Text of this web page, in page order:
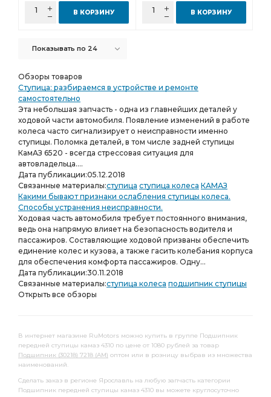
В КОРЗИНУ В КОРЗИНУ
Показывать по 24
Обзоры товаров
Ступица: разбираемся в устройстве и ремонте
самостоятельно
Эта небольшая запчасть - одна из главнейших деталей у
ходовой части автомобиля. Появление изменений в работе
колеса часто сигнализирует о неисправности именно
ступицы. Поломка деталей, в том числе задней ступицы
КамАЗ 6520 - всегда стрессовая ситуация для
автовладельца....
Дата публикации:05.12.2018
Связанные материалы:ступица ступица колеса КАМАЗ
Какими бывают признаки ослабления ступицы колеса.
Способы устранения неисправности.
Ходовая часть автомобиля требует постоянного внимания,
ведь она напрямую влияет на безопасность водителя и
пассажиров. Составляющие ходовой призваны обеспечить
единение колес и кузова, а также гасить колебания корпуса
для обеспечения комфорта пассажиров. Одну...
Дата публикации:30.11.2018
Связанные материалы:ступица колеса подшипник ступицы
Открыть все обзоры
В интернет магазине RuMotors можно купить в группе Подшипник
передней ступицы камаз 4310 по цене от 1080 рублей за товар
Подшипник (30218) 7218 (AM) оптом или в розницу выбрав из множества
наименований.
Сделать заказ в регионе Ярославль на любую запчасть категории
Подшипник передней ступицы камаз 4310 вы можете круглосуточно